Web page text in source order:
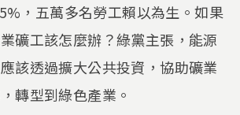
，五萬多名勞工賴以為生。如果
礦工該怎麼辦？綠黨主張，能源
該透過擴大公共投資，協助礦業
轉型到綠色產業。